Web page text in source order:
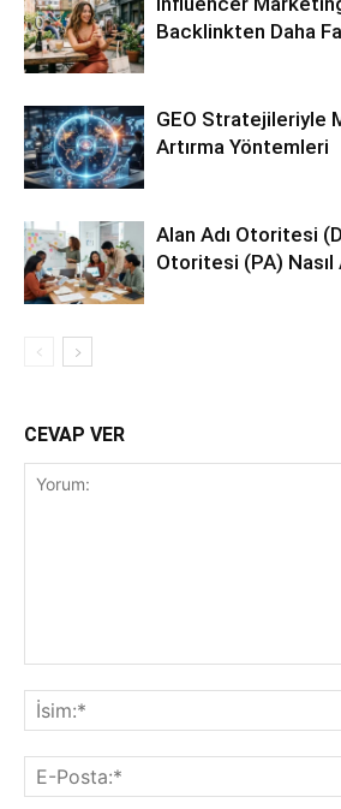
Backlinkten Daha
GEO Stratejileriyle
Artırma Yöntemleri
Alan Adı Otoritesi
Otoritesi (PA) Nasıl
CEVAP VER